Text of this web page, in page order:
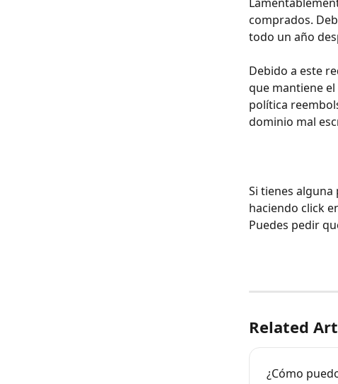
comprados.
todo un año
Debido a este
que mantiene
política
dominio mal
Si tienes
haciendo click
Puedes pedir
Related
¿Cómo